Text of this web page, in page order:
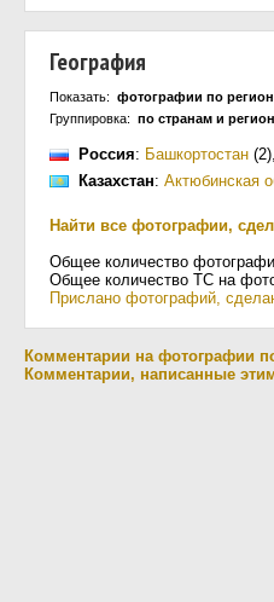
География
Показать: фотографии по
Группировка: по странам и
Россия: Башкортостан (2),
Казахстан: Актюбинская
Найти все фотографии,
Общее количество
Общее количество ТС на
Прислано фотографий,
Комментарии на фотографии
Комментарии, написанные